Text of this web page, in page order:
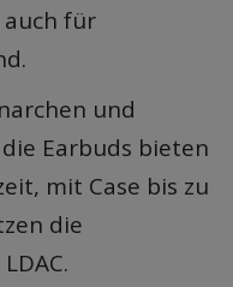
auch für
und
Earbuds bieten
mit Case bis zu
die